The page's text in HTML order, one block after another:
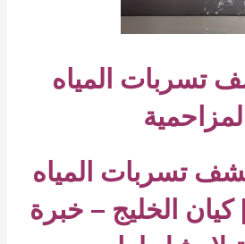
تسربات المياه
تسربات المياه
كيان الخليج – خبرة